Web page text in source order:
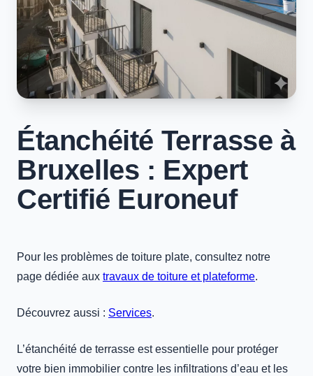
Étanchéité Terrasse à
Bruxelles : Expert
Certifié Euroneuf
Pour les problèmes de toiture plate, consultez notre
page dédiée aux travaux de toiture et plateforme.
Découvrez aussi : Services.
L’étanchéité de terrasse est essentielle pour protéger
votre bien immobilier contre les infiltrations d’eau et les